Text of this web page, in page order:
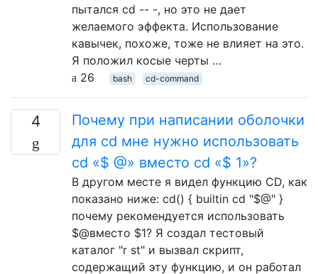
пытался cd -- -, но это не дает
желаемого эффекта. Использование
кавычек, похоже, тоже не влияет на это.
Я положил косые черты …
26
bash cd-command
4
Почему при написании оболочки
для cd мне нужно использовать
cd «$ @» вместо cd «$ 1»?
В другом месте я видел функцию CD, как
показано ниже: cd() { builtin cd "$@" }
почему рекомендуется использовать
$@вместо $1? Я создал тестовый
каталог "r st" и вызвал скрипт,
содержащий эту функцию, и он работал